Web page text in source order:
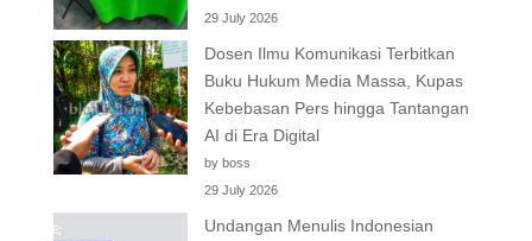
29 July 2026
Dosen Ilmu Komunikasi Terbitkan
Buku Hukum Media Massa, Kupas
Kebebasan Pers hingga Tantangan
AI di Era Digital
by boss
29 July 2026
Undangan Menulis Indonesian